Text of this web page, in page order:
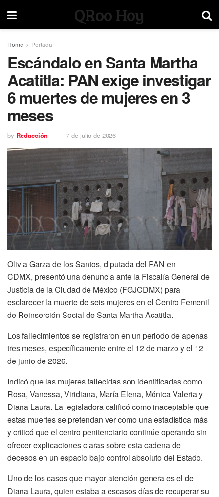
QRoo Hoy
Home Portada
Escándalo en Santa Martha
Acatitla: PAN exige investigar
6 muertes de mujeres en 3
meses
by Redacción 7 de julio de 2026
Olivia Garza de los Santos, diputada del PAN en
CDMX, presentó una denuncia ante la Fiscalía General de
Justicia de la Ciudad de México (FGJCDMX) para
esclarecer la muerte de seis mujeres en el Centro Femenil
de Reinserción Social de Santa Martha Acatitla.
Los fallecimientos se registraron en un periodo de apenas
tres meses, específicamente entre el 12 de marzo y el 12
de junio de 2026.
Indicó que las mujeres fallecidas son identificadas como
Rosa, Vanessa, Viridiana, María Elena, Mónica Valeria y
Diana Laura. La legisladora calificó como inaceptable que
estas muertes se pretendan ver como una estadística más
y criticó que el centro penitenciario continúe operando sin
ofrecer explicaciones claras sobre esta cadena de
decesos en un espacio bajo control absoluto del Estado.
Uno de los casos que mayor atención genera es el de
Diana Laura, quien estaba a escasos días de recuperar su